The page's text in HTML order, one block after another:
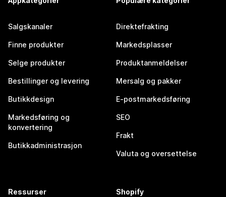
Salgskanaler
Finne produkter
Selge produkter
Bestillinger og levering
Butikkdesign
Markedsføring og
konvertering
Butikkadministrasjon
Direktefrakting
Markedsplasser
Produktanmeldelser
Mersalg og pakker
E-postmarkedsføring
SEO
Frakt
Valuta og oversettelse
Ressurser Shopify